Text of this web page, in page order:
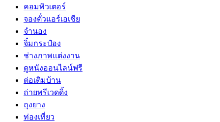
คอมพิวเตอร์
จองตั๋วแอร์เอเชีย
จำนอง
จิ๋มกระป๋อง
ช่างภาพแต่งงาน
ดูหนังออนไลน์ฟรี
ต่อเติมบ้าน
ถ่ายพรีเวดดิ้ง
ถุงยาง
ท่องเที่ยว